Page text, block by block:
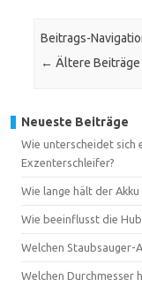
Beitrags-
← Ältere Beiträge
Neueste Beiträge
Wie unterscheidet sich
Exzenterschleifer?
Wie lange hält der
Wie beeinflusst die
Welchen Staubsauger-
Welchen Durchmesser